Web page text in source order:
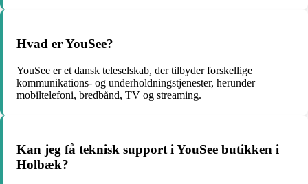
Hvad er YouSee?
YouSee er et dansk teleselskab, der tilbyder forskellige
kommunikations- og underholdningstjenester, herunder
mobiltelefoni, bredbånd, TV og streaming.
Kan jeg få teknisk support i YouSee butikken i
Holbæk?